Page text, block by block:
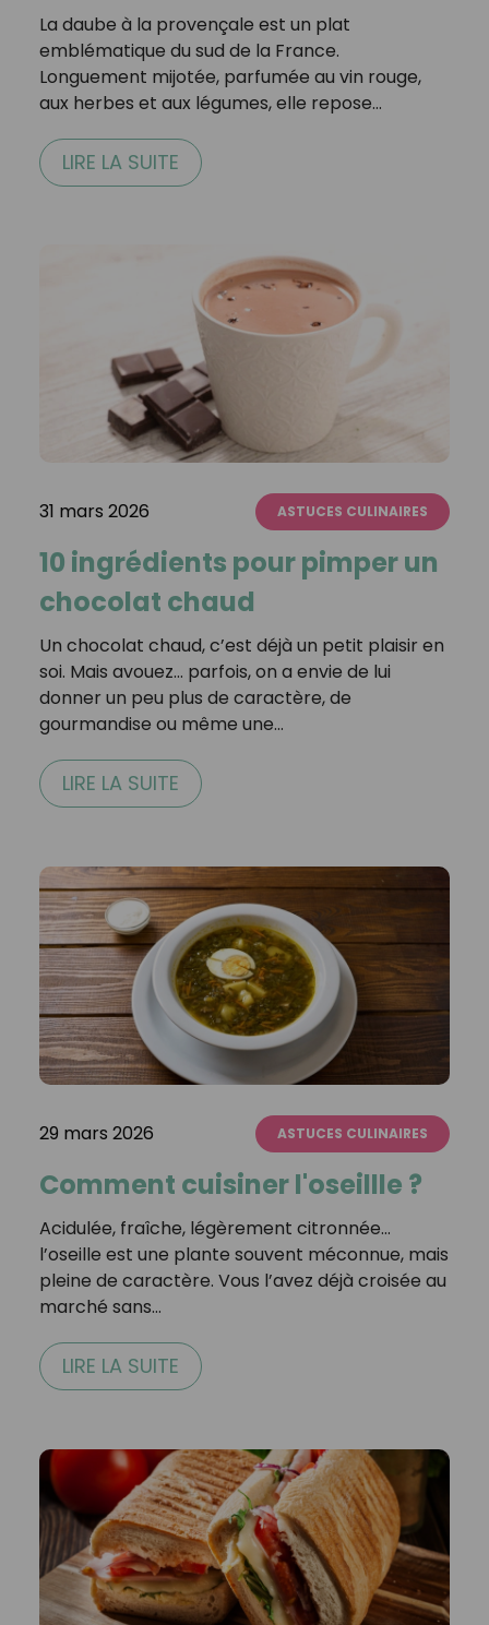
La daube à la provençale est un plat
emblématique du sud de la France.
Longuement mijotée, parfumée au vin rouge,
aux herbes et aux légumes, elle repose…
LIRE LA SUITE
31 mars 2026 ASTUCES CULINAIRES
10 ingrédients pour pimper un
chocolat chaud
Un chocolat chaud, c’est déjà un petit plaisir en
soi. Mais avouez… parfois, on a envie de lui
donner un peu plus de caractère, de
gourmandise ou même une…
LIRE LA SUITE
29 mars 2026 ASTUCES CULINAIRES
Comment cuisiner l'oseillle ?
Acidulée, fraîche, légèrement citronnée…
l’oseille est une plante souvent méconnue, mais
pleine de caractère. Vous l’avez déjà croisée au
marché sans…
LIRE LA SUITE